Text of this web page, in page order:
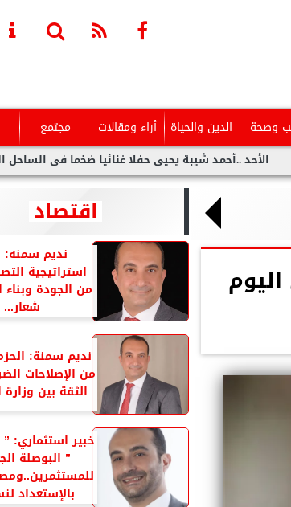
وصحة الدين والحياة أراء ومقالات مجتمع
شيبة يحيى حفلا غنائيا ضخما فى الساحل الشمالي
اقتصاد
نديم سمنه:
استراتيجية
من الجودة
شعار...
نديم سمنة:
من الإصلاحات
الثقة بين وزارة
” البوصلة
بالإستعداد